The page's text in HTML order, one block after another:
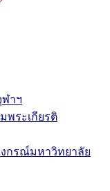
าฯ
พระเกียรติ
กรณ์มหาวิทยาลัย